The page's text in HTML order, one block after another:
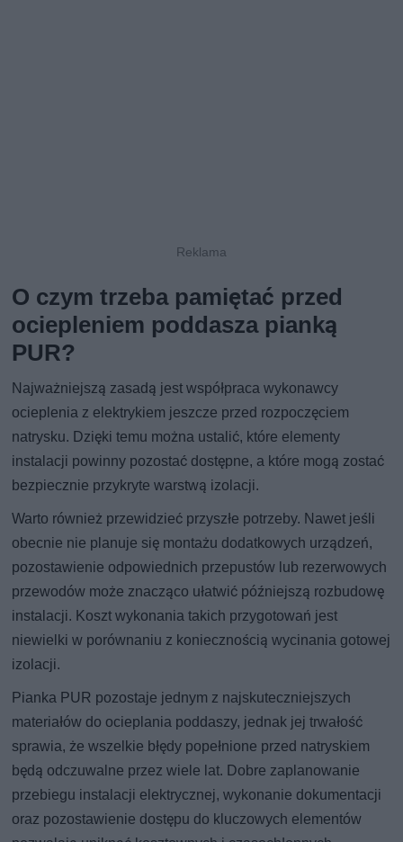
O czym trzeba pamiętać przed
ociepleniem poddasza pianką
PUR?
Najważniejszą zasadą jest współpraca wykonawcy
ocieplenia z elektrykiem jeszcze przed rozpoczęciem
natrysku. Dzięki temu można ustalić, które elementy
instalacji powinny pozostać dostępne, a które mogą zostać
bezpiecznie przykryte warstwą izolacji.
Warto również przewidzieć przyszłe potrzeby. Nawet jeśli
obecnie nie planuje się montażu dodatkowych urządzeń,
pozostawienie odpowiednich przepustów lub rezerwowych
przewodów może znacząco ułatwić późniejszą rozbudowę
instalacji. Koszt wykonania takich przygotowań jest
niewielki w porównaniu z koniecznością wycinania gotowej
izolacji.
Pianka PUR pozostaje jednym z najskuteczniejszych
materiałów do ocieplania poddaszy, jednak jej trwałość
sprawia, że wszelkie błędy popełnione przed natryskiem
będą odczuwalne przez wiele lat. Dobre zaplanowanie
przebiegu instalacji elektrycznej, wykonanie dokumentacji
oraz pozostawienie dostępu do kluczowych elementów